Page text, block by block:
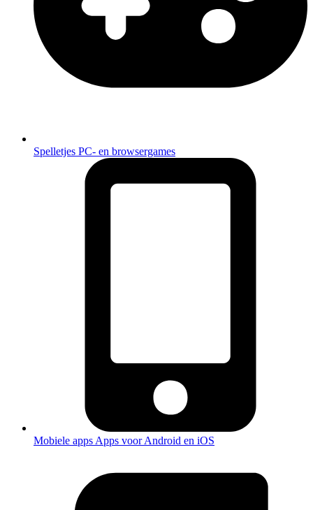
Spelletjes PC- en browsergames
Mobiele apps Apps voor Android en iOS